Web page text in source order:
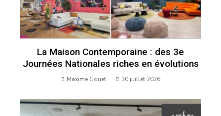
La Maison Contemporaine : des 3e
Journées Nationales riches en évolutions
Maxime Gouet 30 juillet 2026